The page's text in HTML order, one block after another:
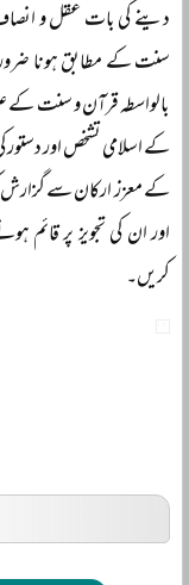
دینے کی بات عقل و
سنت کے مطابق ہونا
بالواسطہ قرآن و سنت
کے اسلامی تشخص اور دستور
کے معزز ارکان سے گزارش
اور ان کی تجویز پر قائم
کریں۔